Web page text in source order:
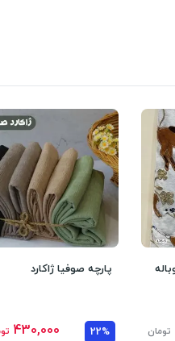
تومان
پارچه صوفیا ژاکارد
22%
430,000